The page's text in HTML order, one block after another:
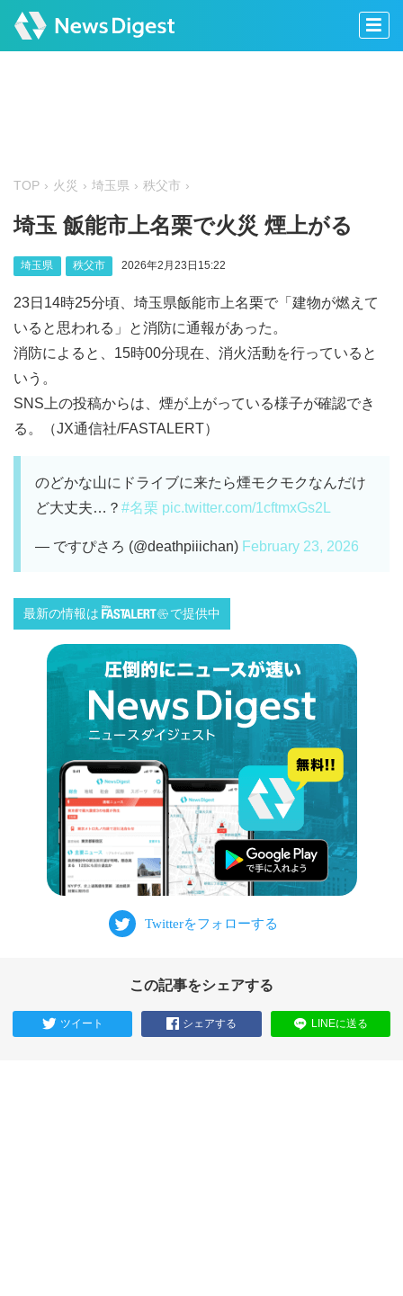
TOP 火災 埼玉県 秩父市
埼玉 飯能市上名栗で火災 煙上がる
埼玉県 秩父市 2026年2月23日15:22
23日14時25分頃、埼玉県飯能市上名栗で「建物が燃えて
いると思われる」と消防に通報があった。
消防によると、15時00分現在、消火活動を行っていると
いう。
SNS上の投稿からは、煙が上がっている様子が確認でき
る。（JX通信社/FASTALERT）
のどかな山にドライブに来たら煙モクモクなんだけ
ど大丈夫…？ #名栗 pic.twitter.com/1cftmxGs2L
— ですぴさろ (@deathpiiichan) February 23, 2026
最新の情報は で提供中
この記事をシェアする
ツイート シェアする LINEに送る